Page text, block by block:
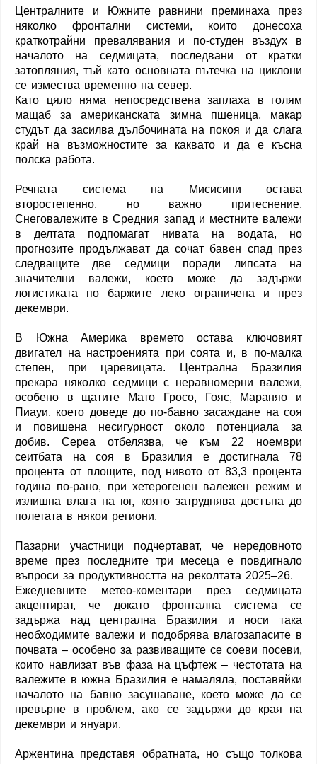
Централните и Южните равнини преминаха през
няколко фронтални системи, които донесоха
краткотрайни превалявания и по-студен въздух в
началото на седмицата, последвани от кратки
затопляния, тъй като основната пътечка на циклони
се измества временно на север.
Като цяло няма непосредствена заплаха в голям
мащаб за американската зимна пшеница, макар
студът да засилва дълбочината на покоя и да слага
край на възможностите за каквато и да е късна
полска работа.
Речната система на Мисисипи остава
второстепенно, но важно притеснение.
Снеговалежите в Средния запад и местните валежи
в делтата подпомагат нивата на водата, но
прогнозите продължават да сочат бавен спад през
следващите две седмици поради липсата на
значителни валежи, което може да задържи
логистиката по баржите леко ограничена и през
декември.
В Южна Америка времето остава ключовият
двигател на настроенията при соята и, в по-малка
степен, при царевицата. Централна Бразилия
прекара няколко седмици с неравномерни валежи,
особено в щатите Мато Гросо, Гояс, Мараняо и
Пиауи, което доведе до по-бавно засаждане на соя
и повишена несигурност около потенциала за
добив. Cepea отбелязва, че към 22 ноември
сеитбата на соя в Бразилия е достигнала 78
процента от площите, под нивото от 83,3 процента
година по-рано, при хетерогенен валежен режим и
излишна влага на юг, която затруднява достъпа до
полетата в някои региони.
Пазарни участници подчертават, че нередовното
време през последните три месеца е повдигнало
въпроси за продуктивността на реколтата 2025–26.
Ежедневните метео-коментари през седмицата
акцентират, че докато фронтална система се
задържа над централна Бразилия и носи така
необходимите валежи и подобрява влагозапасите в
почвата – особено за развиващите се соеви посеви,
които навлизат във фаза на цъфтеж – честотата на
валежите в южна Бразилия е намаляла, поставяйки
началото на бавно засушаване, което може да се
превърне в проблем, ако се задържи до края на
декември и януари.
Аржентина представя обратната, но също толкова